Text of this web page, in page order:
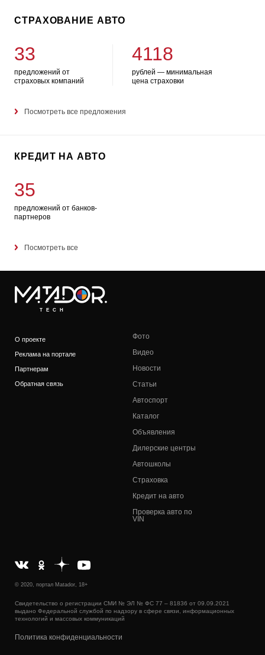
СТРАХОВАНИЕ АВТО
33
предложений от
страховых компаний
4118
рублей — минимальная
цена страховки
Посмотреть все предложения
КРЕДИТ НА АВТО
35
предложений от банков-
партнеров
Посмотреть все
TECH
О проекте
Реклама на портале
Партнерам
Обратная связь
Фото
Видео
Новости
Статьи
Автоспорт
Каталог
Объявления
Дилерские центры
Автошколы
Страховка
Кредит на авто
Проверка авто по
VIN
© 2020, портал Matador, 18+
Свидетельство о регистрации СМИ № ЭЛ № ФС 77 – 81836 от 09.09.2021
выдано Федеральной службой по надзору в сфере связи, информационных
технологий и массовых коммуникаций
Политика конфиденциальности